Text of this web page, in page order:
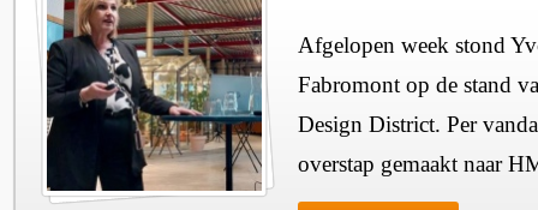
Afgelopen week stond
Fabromont op de stand
Design District. Per
overstap gemaakt naar